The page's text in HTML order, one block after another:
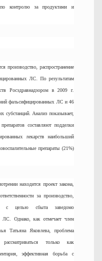
контролю за продуктами и
производство, распространение
ЛС. По результатам
Росздравнадзором в 2009 г.
фальсифицированных ЛС и 46
субстанций. Анализ показывает,
составляют подделки
лекарств наибольший
препараты (21%)
находится проект закона,
за производство,
с целью сбыта заведомо
ЛС. Однако, как отмечает член
Татьяна Яковлева, проблема
только как
эффективная борьба с